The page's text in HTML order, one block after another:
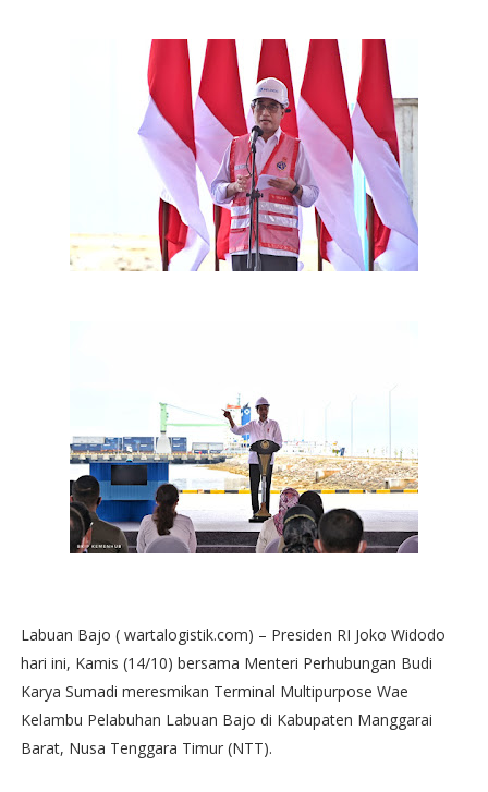
Labuan Bajo ( wartalogistik.com) – Presiden RI Joko Widodo
hari ini, Kamis (14/10) bersama Menteri Perhubungan Budi
Karya Sumadi meresmikan Terminal Multipurpose Wae
Kelambu Pelabuhan Labuan Bajo di Kabupaten Manggarai
Barat, Nusa Tenggara Timur (NTT).